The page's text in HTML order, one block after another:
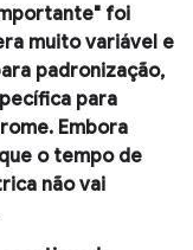
foi
muito variável e
padronização,
para
Embora
o tempo de
não vai